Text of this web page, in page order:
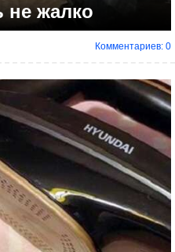
не жалко
Комментариев: 0